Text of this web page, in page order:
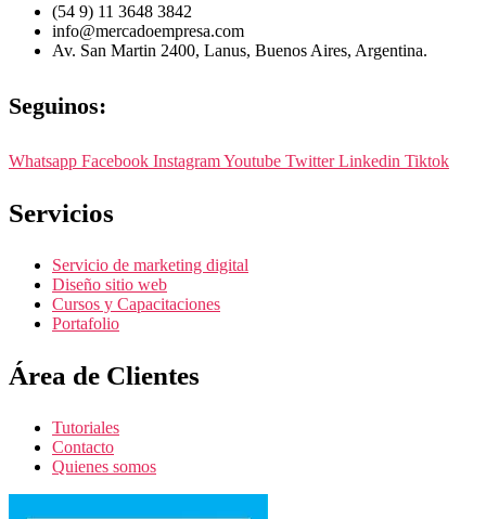
(54 9) 11 3648 3842
info@mercadoempresa.com
Av. San Martin 2400, Lanus, Buenos Aires, Argentina.
Seguinos:
Whatsapp Facebook InstagramYoutube Twitter Linkedin Tiktok
Servicios
Servicio de marketing digital
Diseño sitio web
Cursos y Capacitaciones
Portafolio
Área de Clientes
Tutoriales
Contacto
Quienes somos